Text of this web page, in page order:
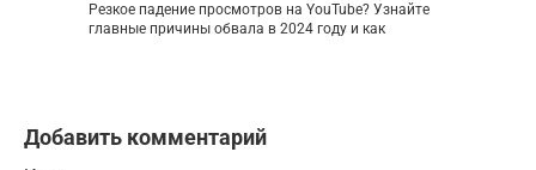
Резкое падение просмотров на YouTube? Узнайте
главные причины обвала в 2024 году и как
Добавить комментарий